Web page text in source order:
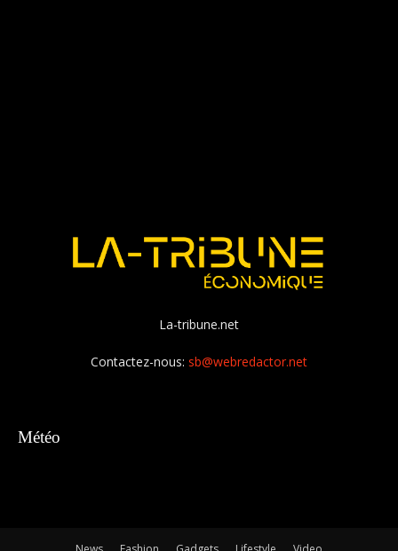
La-tribune.net
Contactez-nous: sb@webredactor.net
Météo